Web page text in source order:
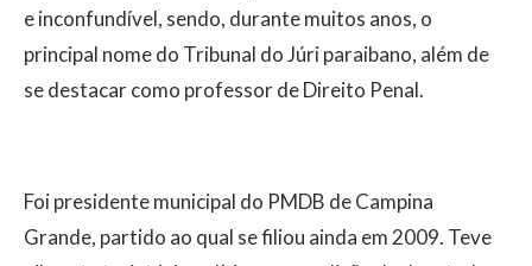
e inconfundível, sendo, durante muitos anos, o
principal nome do Tribunal do Júri paraibano, além de
se destacar como professor de Direito Penal.
Foi presidente municipal do PMDB de Campina
Grande, partido ao qual se filiou ainda em 2009. Teve